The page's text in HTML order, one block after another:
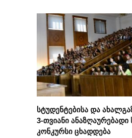
სტუდენტებისა და
3-თვიანი ანაზღაურებადი
კონკურსი ცხადდება